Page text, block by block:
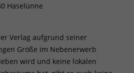
Haselünne
Verlag aufgrund seiner
Größe im Nebenerwerb
wird und keine lokalen